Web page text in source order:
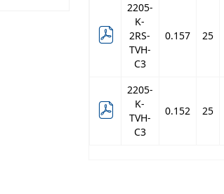
2205-
K-
2RS-
TVH-
C3
0.157 25
2205-
K-
TVH-
C3
0.152 25